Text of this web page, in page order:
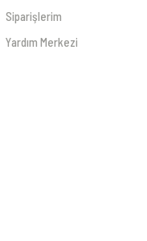
Siparişlerim
Yardım Merkezi